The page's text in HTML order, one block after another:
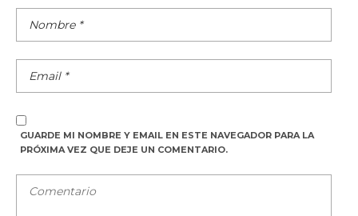
GUARDE MI NOMBRE Y EMAIL EN ESTE NAVEGADOR PARA LA
PRÓXIMA VEZ QUE DEJE UN COMENTARIO.